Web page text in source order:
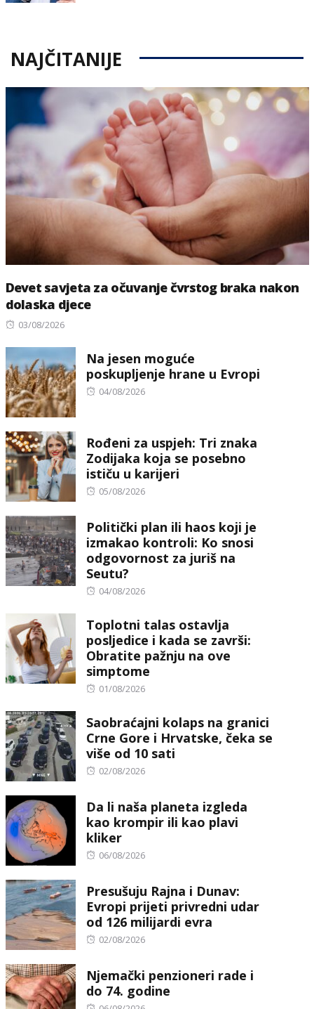
NAJČITANIJE
Devet savjeta za očuvanje čvrstog braka nakon
dolaska djece
Posted
03/08/2026
Na jesen moguće
poskupljenje hrane u Evropi
Posted
04/08/2026
Rođeni za uspjeh: Tri znaka
Zodijaka koja se posebno
ističu u karijeri
Posted
05/08/2026
Politički plan ili haos koji je
izmakao kontroli: Ko snosi
odgovornost za juriš na
Seutu?
Posted
04/08/2026
Toplotni talas ostavlja
posljedice i kada se završi:
Obratite pažnju na ove
simptome
Posted
01/08/2026
Saobraćajni kolaps na granici
Crne Gore i Hrvatske, čeka se
više od 10 sati
Posted
02/08/2026
Da li naša planeta izgleda
kao krompir ili kao plavi
kliker
Posted
06/08/2026
Presušuju Rajna i Dunav:
Evropi prijeti privredni udar
od 126 milijardi evra
Posted
02/08/2026
Njemački penzioneri rade i
do 74. godine